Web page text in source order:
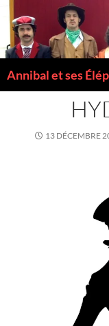
Annibal et ses
13 DÉCEMBRE